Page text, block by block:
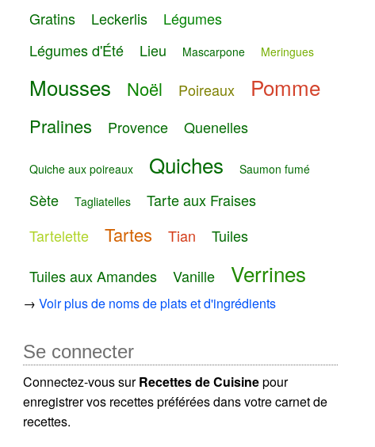
Gratins Leckerlis
Légumes
Légumes d'Été
Lieu Mascarpone Meringues
Mousses Noël Poireaux Pomme
Pralines Provence Quenelles
Quiche aux poireaux Quiches Saumon fumé
Sète Tagliatelles
Tarte aux Fraises
Tartelette
Tartes Tian
Tuiles
Tuiles aux Amandes
Vanille Verrines
→Voir plus de noms de plats et d'ingrédients
Se connecter
Connectez-vous surRecettes de Cuisinepour
enregistrer vos recettes préférées dans votre carnet de
recettes.